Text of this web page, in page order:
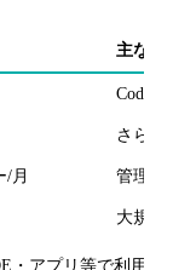
主な機
Codex
さらに
/月 管理機
大規模
・アプリ等で利用